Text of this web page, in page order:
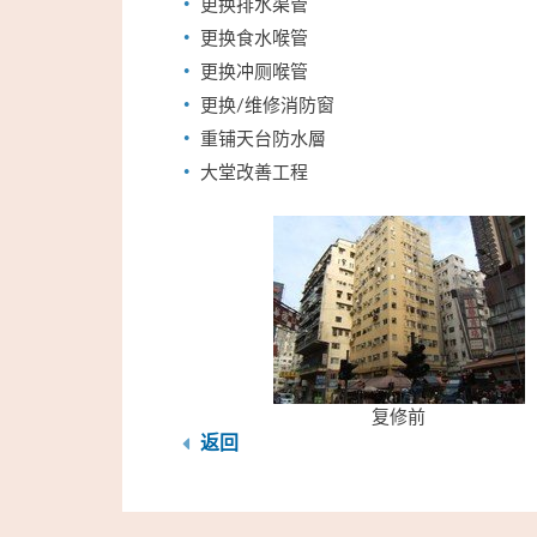
更换食水喉管
更换冲厕喉管
更换/维修消防窗
重铺天台防水層
大堂改善工程
复修前
返回